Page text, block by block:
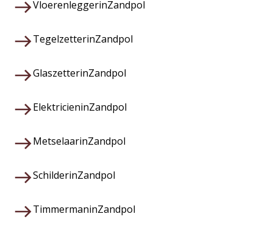
VloerenleggerinZandpol
TegelzetterinZandpol
GlaszetterinZandpol
ElektricieninZandpol
MetselaarinZandpol
SchilderinZandpol
TimmermaninZandpol